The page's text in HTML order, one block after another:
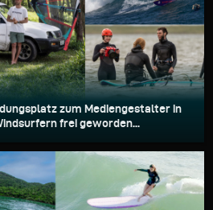
zum Mediengestalter in
frei geworden...